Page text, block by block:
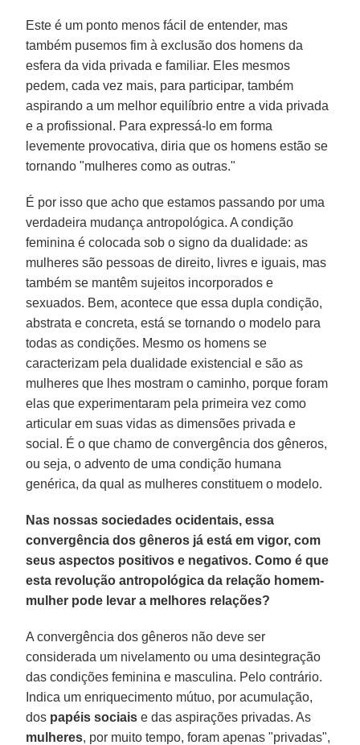
Este é um ponto menos fácil de entender, mas
também pusemos fim à exclusão dos homens da
esfera da vida privada e familiar. Eles mesmos
pedem, cada vez mais, para participar, também
aspirando a um melhor equilíbrio entre a vida privada
e a profissional. Para expressá-lo em forma
levemente provocativa, diria que os homens estão se
tornando "mulheres como as outras."
É por isso que acho que estamos passando por uma
verdadeira mudança antropológica. A condição
feminina é colocada sob o signo da dualidade: as
mulheres são pessoas de direito, livres e iguais, mas
também se mantêm sujeitos incorporados e
sexuados. Bem, acontece que essa dupla condição,
abstrata e concreta, está se tornando o modelo para
todas as condições. Mesmo os homens se
caracterizam pela dualidade existencial e são as
mulheres que lhes mostram o caminho, porque foram
elas que experimentaram pela primeira vez como
articular em suas vidas as dimensões privada e
social. É o que chamo de convergência dos gêneros,
ou seja, o advento de uma condição humana
genérica, da qual as mulheres constituem o modelo.
Nas nossas sociedades ocidentais, essa
convergência dos gêneros já está em vigor, com
seus aspectos positivos e negativos. Como é que
esta revolução antropológica da relação homem-
mulher pode levar a melhores relações?
A convergência dos gêneros não deve ser
considerada um nivelamento ou uma desintegração
das condições feminina e masculina. Pelo contrário.
Indica um enriquecimento mútuo, por acumulação,
dos papéis sociais e das aspirações privadas. As
mulheres, por muito tempo, foram apenas "privadas",